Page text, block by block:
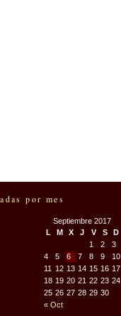
por mes
Septiembre 2017
L
M X J V S D
« Oct
1 2
3
4
5 6 7 8 9
10
11
12 13 14 15 16 17
18 19 20 21 22 23 24
25 26 27 28 29 30